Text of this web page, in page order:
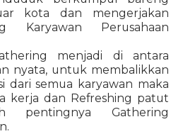
kota dan mengerjakan
Karyawan Perusahaan
menjadi di antara
nyata, untuk membalikkan
dari semua karyawan maka
kerja dan Refreshing patut
pentingnya Gathering